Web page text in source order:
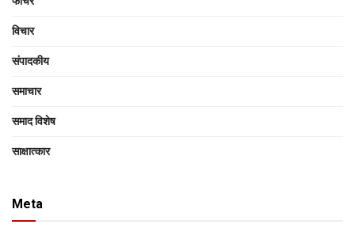
विचार
संपादकीय
समाचार
समाद विशेष
साक्षात्‍कार
Meta